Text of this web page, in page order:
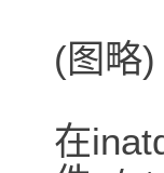
(图略)
在